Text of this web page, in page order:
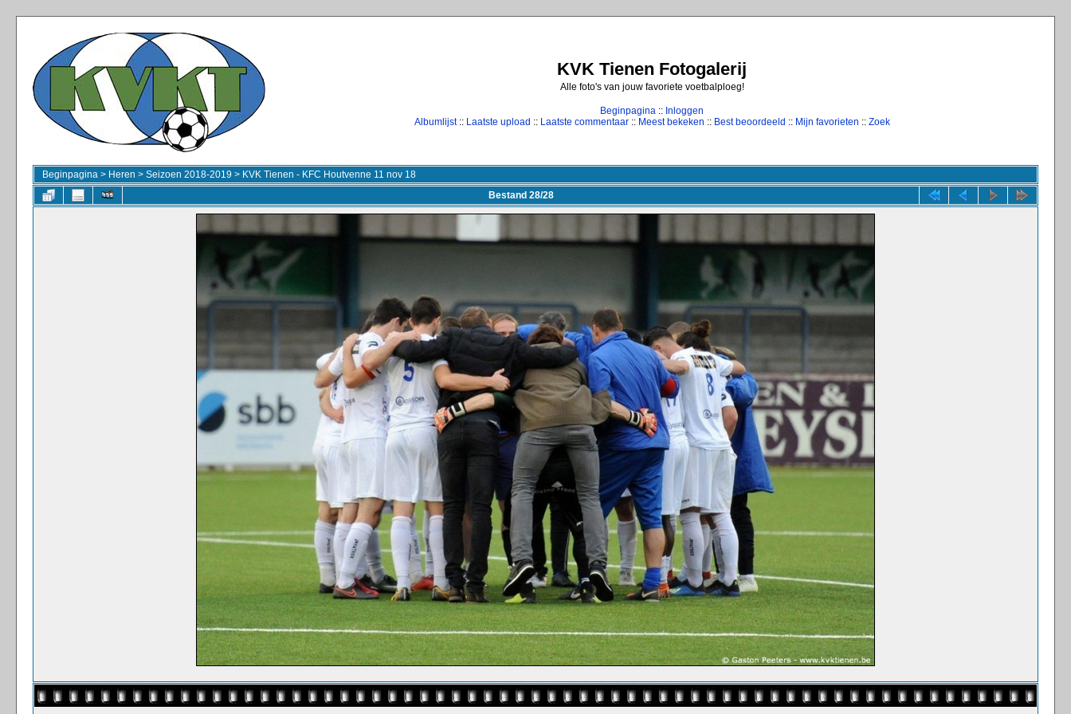
KVK Tienen Fotogalerij
Alle foto's van jouw favoriete voetbalploeg!
Beginpagina :: Inloggen
Albumlijst:: Laatste upload :: Laatste commentaar:: Meest bekeken :: Best beoordeeld :: Mijn favorieten :: Zoek
Beginpagina > Heren > Seizoen 2018-2019 > KVK Tienen - KFC Houtvenne 11 nov 18
Bestand 28/28